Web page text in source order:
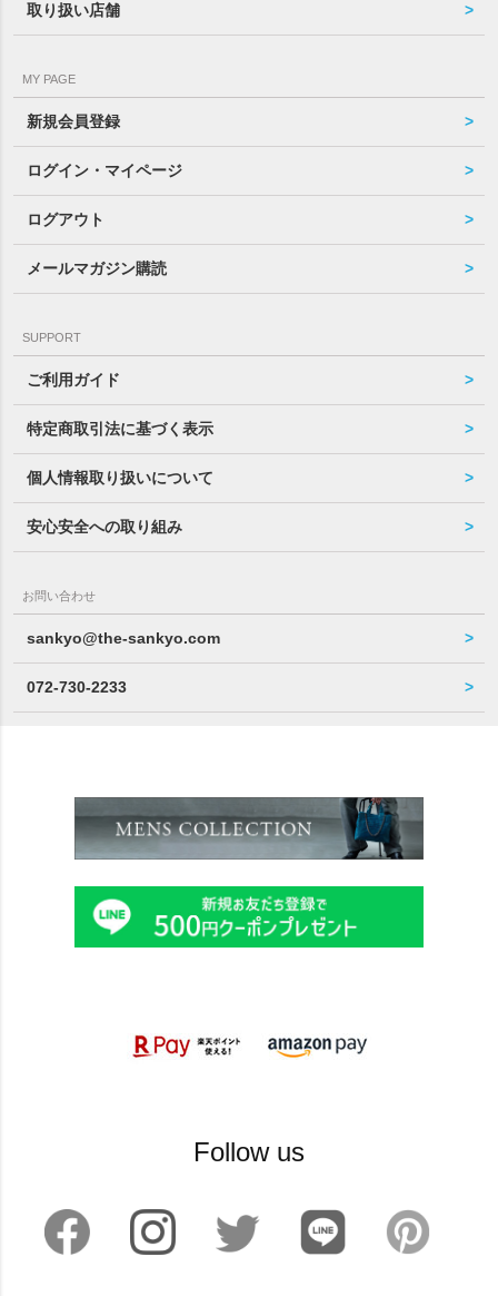
取り扱い店舗
MY PAGE
新規会員登録
ログイン・マイページ
ログアウト
メールマガジン購読
SUPPORT
ご利用ガイド
特定商取引法に基づく表示
個人情報取り扱いについて
安心安全への取り組み
お問い合わせ
sankyo@the-sankyo.com
072-730-2233
Follow us